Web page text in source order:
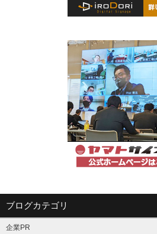
ブログカテゴリ
企業PR